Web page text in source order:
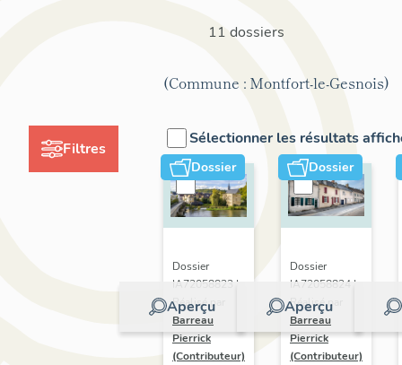
Filtres
11 dossiers
(Commune : Montfort-le-Gesnois)
Sélectionner les résultats
Dossier
Aperçu
Dossier
IA72058823 |
Réalisé par
Barreau
Pierrick
(Contributeur)
Dossier
Aperçu
Dossier
IA72058824 |
Réalisé par
Barreau
Pierrick
(Contributeur)